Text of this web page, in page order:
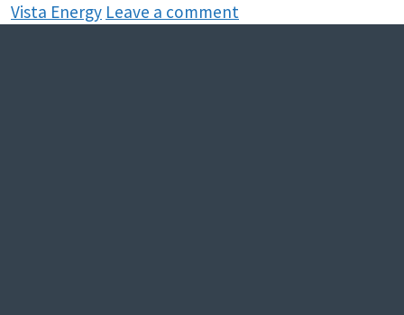
Vista Energy Leave a comment